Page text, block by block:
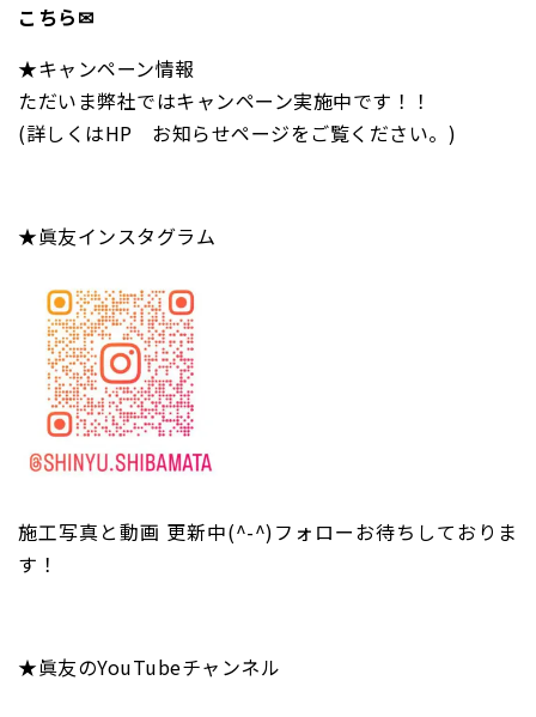
こちら✉
★キャンペーン情報
ただいま弊社ではキャンペーン実施中です！！
(詳しくはHP お知らせページをご覧ください。)
★眞友インスタグラム
施工写真と動画 更新中(^-^)フォローお待ちしておりま
す！
★眞友のYouTubeチャンネル